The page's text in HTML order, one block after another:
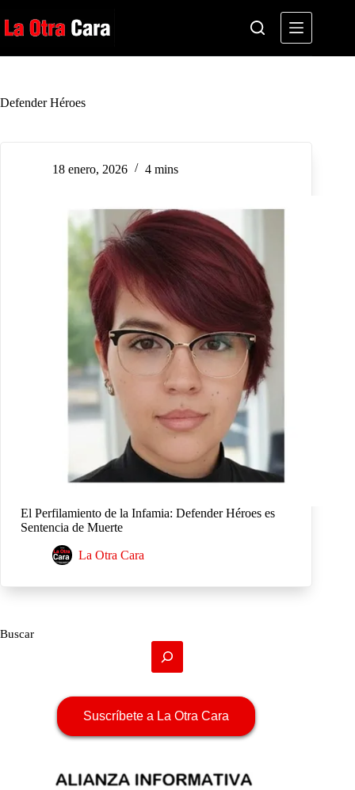
al
contenido
Defender Héroes
18 enero, 2026 4 mins
El Perfilamiento de la Infamia: Defender Héroes es
Sentencia de Muerte
La Otra Cara
Buscar
Suscríbete a La Otra Cara